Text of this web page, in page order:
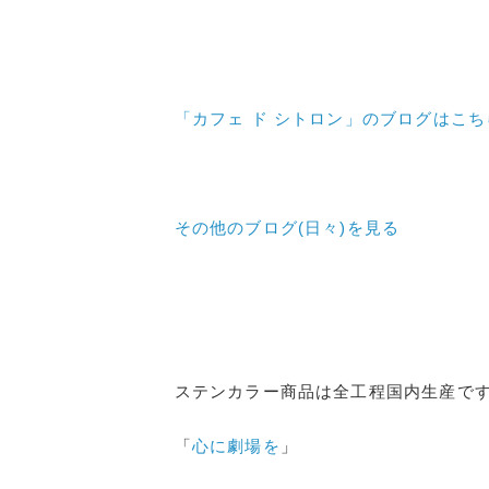
「カフェ ド シトロン」のブログはこち
その他のブログ(日々) を見る
ステンカラー商品は全工程国内生産です
「心に劇場を 」